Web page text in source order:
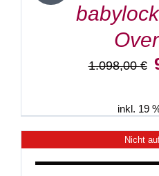
1.098,00€
inkl. 19
Nicht